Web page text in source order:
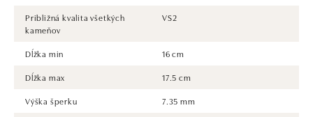
Približná kvalita všetkých
kameňov
VS2
Dĺžka min
16 cm
Dĺžka max
17.5 cm
Výška šperku
7.35 mm